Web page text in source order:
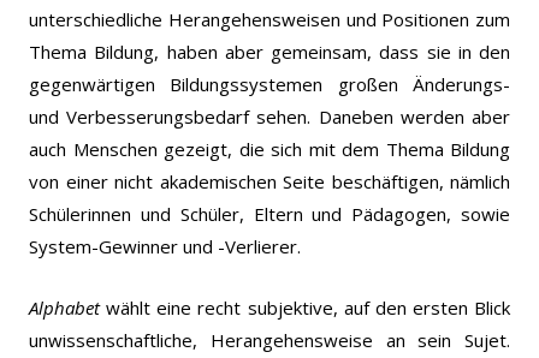
unterschiedliche Herangehensweisen und Positionen zum
Thema Bildung, haben aber gemeinsam, dass sie in den
gegenwärtigen Bildungssystemen großen Änderungs-
und Verbesserungsbedarf sehen. Daneben werden aber
auch Menschen gezeigt, die sich mit dem Thema Bildung
von einer nicht akademischen Seite beschäftigen, nämlich
Schülerinnen und Schüler, Eltern und Pädagogen, sowie
System-Gewinner und -Verlierer.
Alphabetwählt eine recht subjektive, auf den ersten Blick
unwissenschaftliche, Herangehensweise an sein Sujet.